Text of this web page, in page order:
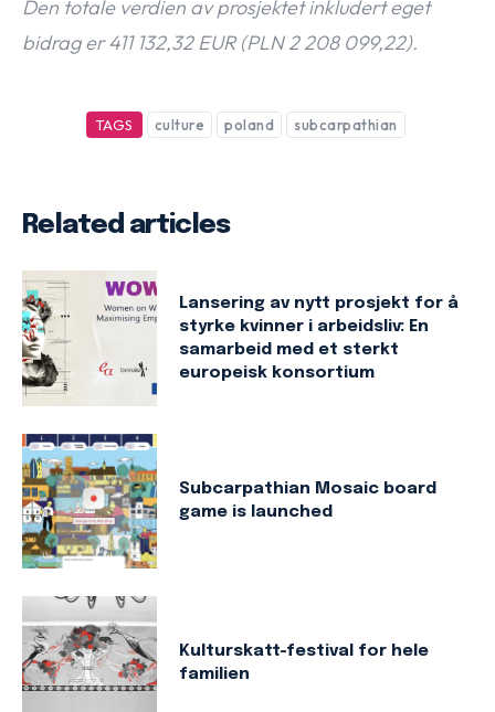
Den totale verdien av prosjektet inkludert eget
bidrag er 411 132,32 EUR (PLN 2 208 099,22).
TAGS culture poland subcarpathian
Related articles
Lansering av nytt prosjekt for å
styrke kvinner i arbeidsliv: En
samarbeid med et sterkt
europeisk konsortium
Subcarpathian Mosaic board
game is launched
Kulturskatt-festival for hele
familien